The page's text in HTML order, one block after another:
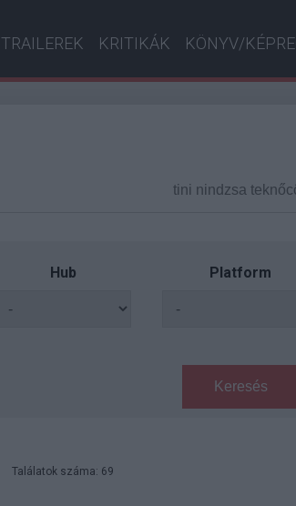
TRAILEREK KRITIKÁK KÖNYV/
Hub Platform
Keresés
Találatok száma: 69